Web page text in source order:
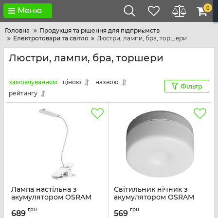
Меню 0
Головна
Продукція та рішення для підприємств
Електротовари та світло
Люстри, лампи, бра, торшери
Люстри, лампи, бра, торшери
замовчуванням ціною
назвою
рейтингу
Фільтр
Лампа настільна з
акумулятором OSRAM
1000мАг USB-A білий
689 грн
Cвітильник нічник з
акумулятором OSRAM
0.45Вт 4000К 30Лм
569 грн